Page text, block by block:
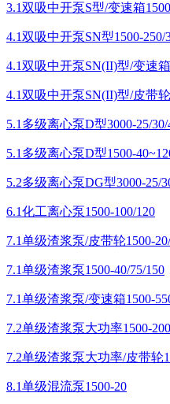
3.1双吸中开泵S型/变速箱
4.1双吸中开泵SN型1500-250/
4.1双吸中开泵SN(II)型/变速
4.1双吸中开泵SN(II)型/皮带
5.1多级离心泵D型3000-25/30/
5.1多级离心泵D型1500-
5.2多级离心泵DG型3000-25/
6.1化工离心泵1500-100/120
7.1单级渣浆泵/皮带轮1500-
7.1单级渣浆泵1500-40/75/150
7.1单级渣浆泵/变速箱1500-
7.2单级渣浆泵大功率1500-200
7.2单级渣浆泵大功率/皮带轮
8.1单级混流泵1500-20